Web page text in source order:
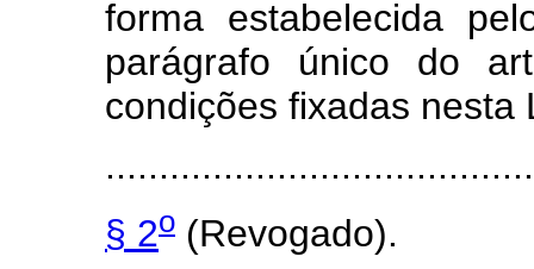
forma estabelecida
parágrafo único do
condições fixadas
§ 2o (Revogado).